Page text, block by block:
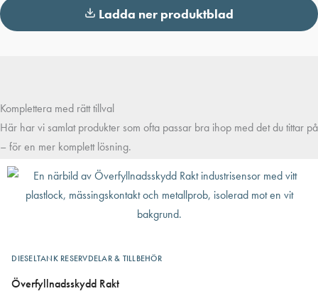
Ladda ner produktblad
Komplettera med rätt tillval
Här har vi samlat produkter som ofta passar bra ihop med det du tittar på
– för en mer komplett lösning.
DIESELTANK RESERVDELAR & TILLBEHÖR
Överfyllnadsskydd Rakt